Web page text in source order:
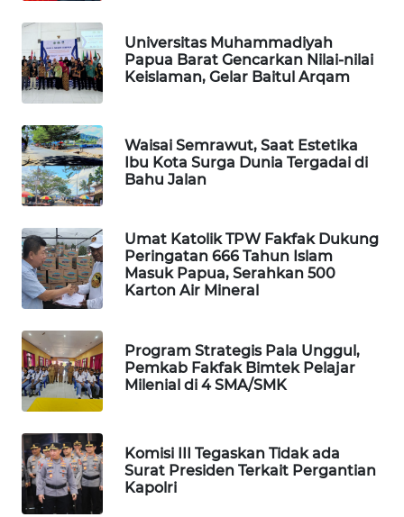
Universitas Muhammadiyah
Papua Barat Gencarkan Nilai-nilai
Keislaman, Gelar Baitul Arqam
Waisai Semrawut, Saat Estetika
Ibu Kota Surga Dunia Tergadai di
Bahu Jalan
Umat Katolik TPW Fakfak Dukung
Peringatan 666 Tahun Islam
Masuk Papua, Serahkan 500
Karton Air Mineral
Program Strategis Pala Unggul,
Pemkab Fakfak Bimtek Pelajar
Milenial di 4 SMA/SMK
Komisi III Tegaskan Tidak ada
Surat Presiden Terkait Pergantian
Kapolri
ID
MAWAKA
ID
MARTABAT
NET
WATCH
MKLI
LPKKI
LKKI
PORTAL
KONSUMEN